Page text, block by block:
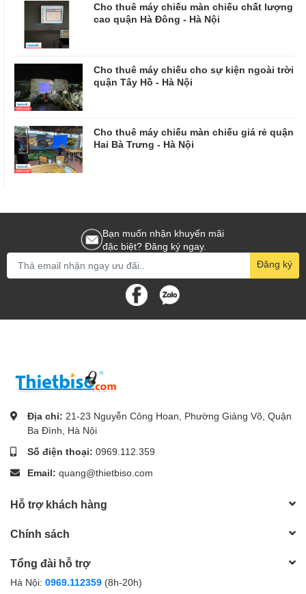
Cho thuê máy chiếu màn chiếu chất lượng
cao quận Hà Đông - Hà Nội
Cho thuê máy chiếu cho sự kiện ngoài trời
quận Tây Hồ - Hà Nội
Cho thuê máy chiếu màn chiếu giá rẻ quận
Hai Bà Trưng - Hà Nội
Bạn muốn nhận khuyến mãi
đặc biệt? Đăng ký ngay.
Đăng ký
Địa chỉ: 21-23 Nguyễn Công Hoan, Phường Giảng Võ, Quận
Ba Đình, Hà Nội
Số điện thoại: 0969.112.359
Email: quang@thietbiso.com
Hỗ trợ khách hàng
Chính sách
Tổng đài hỗ trợ
Hà Nội: 0969.112359 (8h-20h)